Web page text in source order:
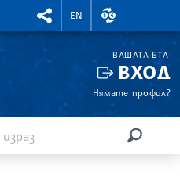
RIGHTMENU.SOCIAL
EN
ВАЛУТНИ
ВАШАТА БТА
ВХОД
Нямате профил?